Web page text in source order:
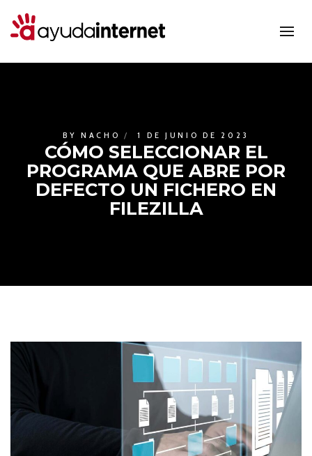
BYNACHO 1 DE JUNIO DE 2023
CÓMO SELECCIONAR EL
PROGRAMA QUE ABRE POR
DEFECTO UN FICHERO EN
FILEZILLA